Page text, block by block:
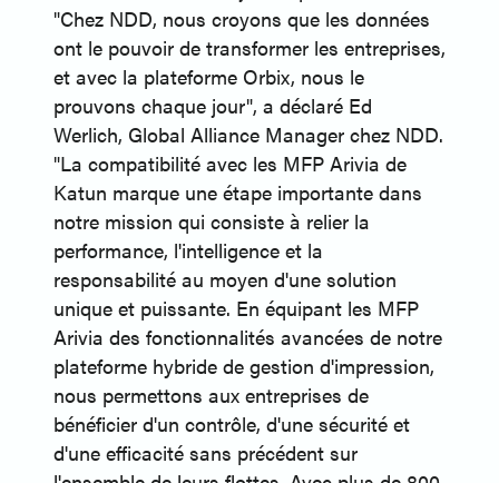
"Chez NDD, nous croyons que les données
ont le pouvoir de transformer les entreprises,
et avec la plateforme Orbix, nous le
prouvons chaque jour", a déclaré Ed
Werlich, Global Alliance Manager chez NDD.
"La compatibilité avec les MFP Arivia de
Katun marque une étape importante dans
notre mission qui consiste à relier la
performance, l'intelligence et la
responsabilité au moyen d'une solution
unique et puissante. En équipant les MFP
Arivia des fonctionnalités avancées de notre
plateforme hybride de gestion d'impression,
nous permettons aux entreprises de
bénéficier d'un contrôle, d'une sécurité et
d'une efficacité sans précédent sur